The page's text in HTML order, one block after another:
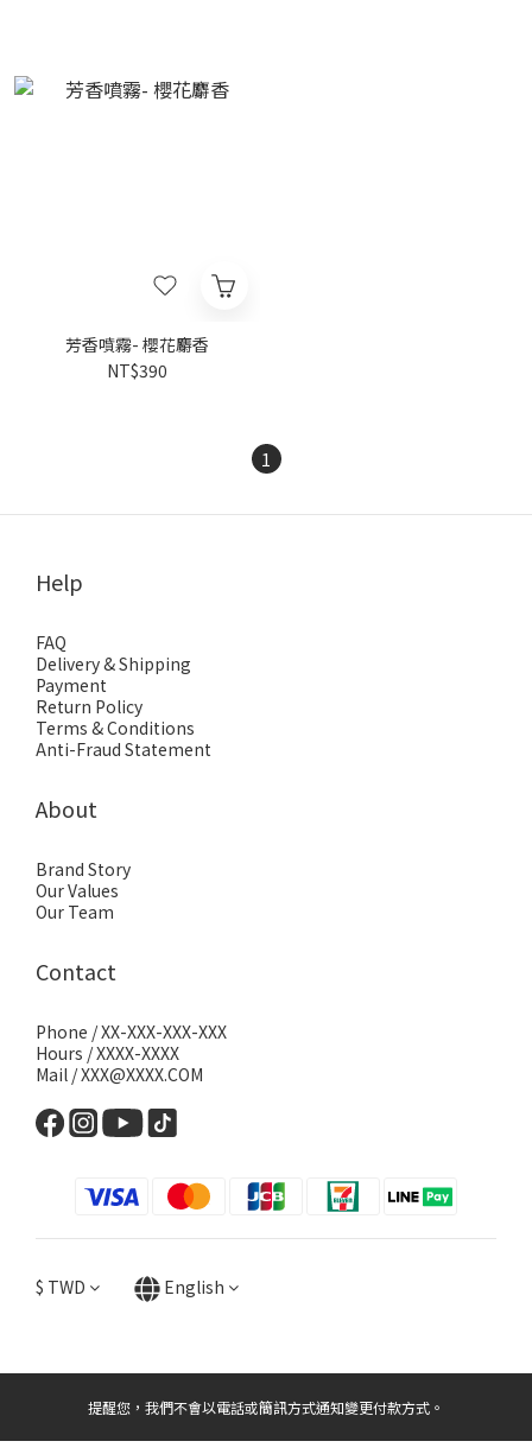
芳香噴霧- 櫻花麝香
NT$390
1
Help
FAQ
Delivery & Shipping
Payment
Return Policy
Terms & Conditions
Anti-Fraud Statement
About
Brand Story
Our Values
Our Team
Contact
Phone / XX-XXX-XXX-XXX
Hours / XXXX-XXXX
Mail / XXX@XXXX.COM
$ TWD English
提醒您，我們不會以電話或簡訊方式通知變更付款方式。